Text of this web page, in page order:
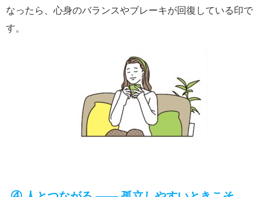
なったら、心身のバランスやブレーキが回復している印で
す。